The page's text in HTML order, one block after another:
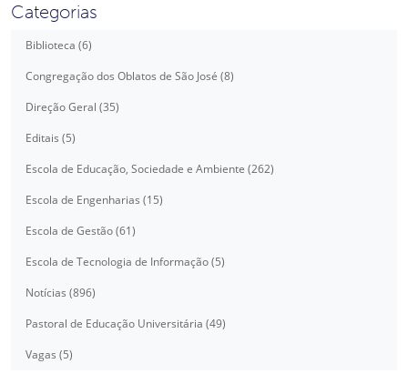
Categorias
Biblioteca (6)
Congregação dos Oblatos de São José (8)
Direção Geral (35)
Editais (5)
Escola de Educação, Sociedade e Ambiente (262)
Escola de Engenharias (15)
Escola de Gestão (61)
Escola de Tecnologia de Informação (5)
Notícias (896)
Pastoral de Educação Universitária (49)
Vagas (5)